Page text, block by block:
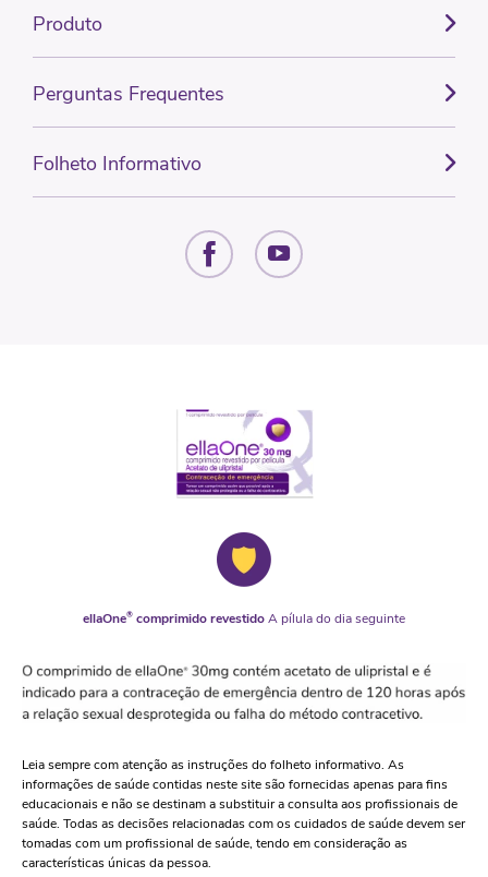
Produto
Perguntas Frequentes
Folheto Informativo
ellaOne® comprimido revestidoA pílula do dia seguinte
Leia sempre com atenção as instruções do folheto informativo. As
informações de saúde contidas neste site são fornecidas apenas para fins
educacionais e não se destinam a substituir a consulta aos profissionais de
saúde. Todas as decisões relacionadas com os cuidados de saúde devem ser
tomadas com um profissional de saúde, tendo em consideração as
características únicas da pessoa.